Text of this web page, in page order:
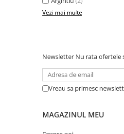
Mufe si conectori irigare
Sere si solarii
Termometre Meteo
Unelte gradinarit
Vezi mai multe
Newsletter Nu rata ofertele
Vreau sa primesc
MAGAZINUL MEU